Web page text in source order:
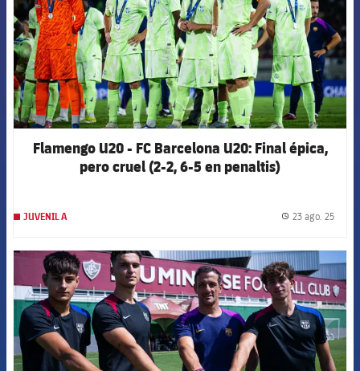
Flamengo U20 - FC Barcelona U20: Final épica,
pero cruel (2-2, 6-5 en penaltis)
JUVENIL A 23 ago. 25
FCB Barcelona badge